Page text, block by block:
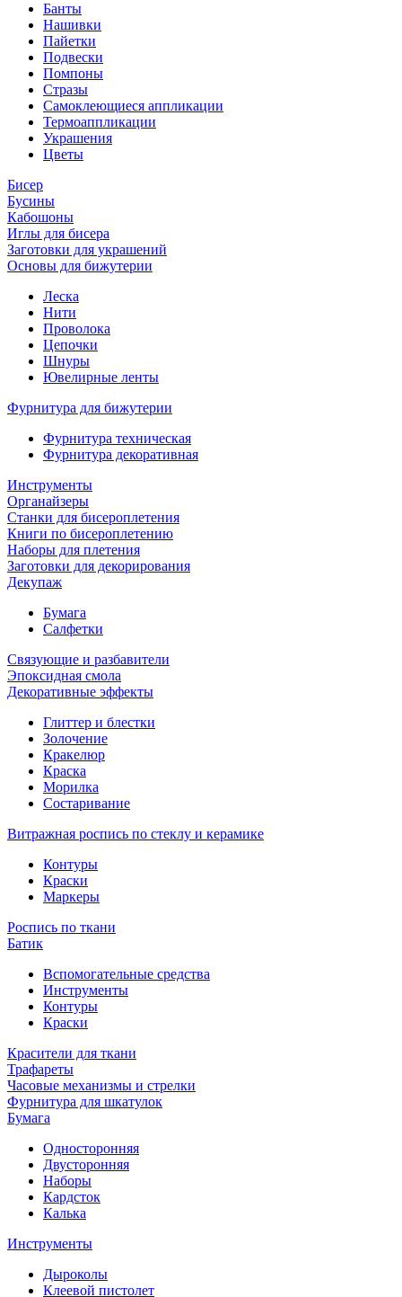
Банты
Нашивки
Пайетки
Подвески
Помпоны
Стразы
Самоклеющиеся аппликации
Термоаппликации
Украшения
Цветы
Бисер
Бусины
Кабошоны
Иглы для бисера
Заготовки для украшений
Основы для бижутерии
Леска
Нити
Проволока
Цепочки
Шнуры
Ювелирные ленты
Фурнитура для бижутерии
Фурнитура техническая
Фурнитура декоративная
Инструменты
Органайзеры
Станки для бисероплетения
Книги по бисероплетению
Наборы для плетения
Заготовки для декорирования
Декупаж
Бумага
Салфетки
Связующие и разбавители
Эпоксидная смола
Декоративные эффекты
Глиттер и блестки
Золочение
Кракелюр
Краска
Морилка
Состаривание
Витражная роспись по стеклу и керамике
Контуры
Краски
Маркеры
Роспись по ткани
Батик
Вспомогательные средства
Инструменты
Контуры
Краски
Красители для ткани
Трафареты
Часовые механизмы и стрелки
Фурнитура для шкатулок
Бумага
Односторонняя
Двусторонняя
Наборы
Кардсток
Калька
Инструменты
Дыроколы
Клеевой пистолет